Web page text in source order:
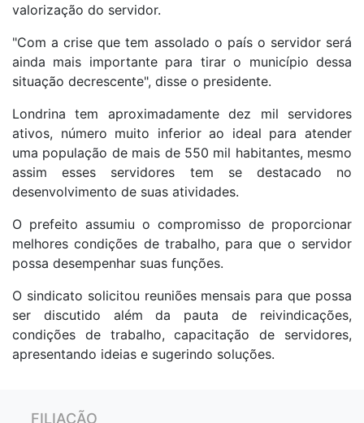
valorização do servidor.
"Com a crise que tem assolado o país o servidor será
ainda mais importante para tirar o município dessa
situação decrescente", disse o presidente.
Londrina tem aproximadamente dez mil servidores
ativos, número muito inferior ao ideal para atender
uma população de mais de 550 mil habitantes, mesmo
assim esses servidores tem se destacado no
desenvolvimento de suas atividades.
O prefeito assumiu o compromisso de proporcionar
melhores condições de trabalho, para que o servidor
possa desempenhar suas funções.
O sindicato solicitou reuniões mensais para que possa
ser discutido além da pauta de reivindicações,
condições de trabalho, capacitação de servidores,
apresentando ideias e sugerindo soluções.
FILIAÇÃO